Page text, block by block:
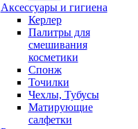
Аксессуары и гигиена
Керлер
Палитры для
смешивания
косметики
Спонж
Точилки
Чехлы, Тубусы
Матирующие
салфетки